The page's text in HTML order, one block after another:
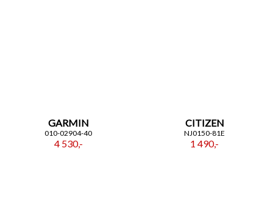
GARMIN
010-02904-40
4 530,-
CITIZEN
NJ0150-81E
1 490,-